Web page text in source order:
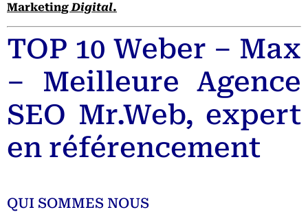
MarketingDigital.
TOP 10 Weber – Max
– Meilleure Agence
SEO Mr.Web, expert
en référencement
QUI SOMMES NOUS